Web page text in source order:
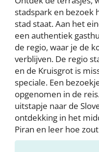
stadspark en bezoek
stad staat. Aan het
een authentiek
de regio, waar je de
verblijven. De regio
en de Kruisgrot is
speciale. Een
opgenomen in de
uitstapje naar de
ontdekking in het
Piran en leer hoe